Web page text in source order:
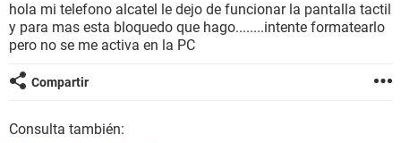
hola mi telefono alcatel le dejo de funcionar la pantalla tactil
y para mas esta bloquedo que hago........intente formatearlo
pero no se me activa en la PC
Compartir
Consulta también: